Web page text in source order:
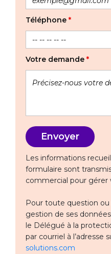
Téléphone *
Votre demande *
Les informations
formulaire sont
commercial pour gérer
Pour toute question
gestion de ses
le Délégué à la
par courriel à l’adresse
solutions.com